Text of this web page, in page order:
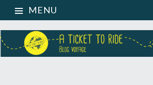
MENU